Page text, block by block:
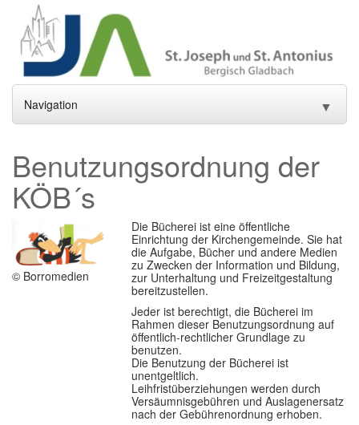
Navigation ▼
Aktuelles
Gottesdienste und Sakramente
Pfarrei ▼
Gremien ▼
Benutzungsordnung der
KÖB´s
© Borromedien
Die Bücherei ist eine öffentliche
Einrichtung der Kirchengemeinde. Sie hat
die Aufgabe, Bücher und andere Medien
zu Zwecken der Information und Bildung,
zur Unterhaltung und Freizeitgestaltung
bereitzustellen.
Jeder ist berechtigt, die Bücherei im
Rahmen dieser Benutzungsordnung auf
öffentlich-rechtlicher Grundlage zu
benutzen.
Die Benutzung der Bücherei ist
unentgeltlich.
Leihfristüberziehungen werden durch
Versäumnisgebühren und Auslagenersatz
nach der Gebührenordnung erhoben.